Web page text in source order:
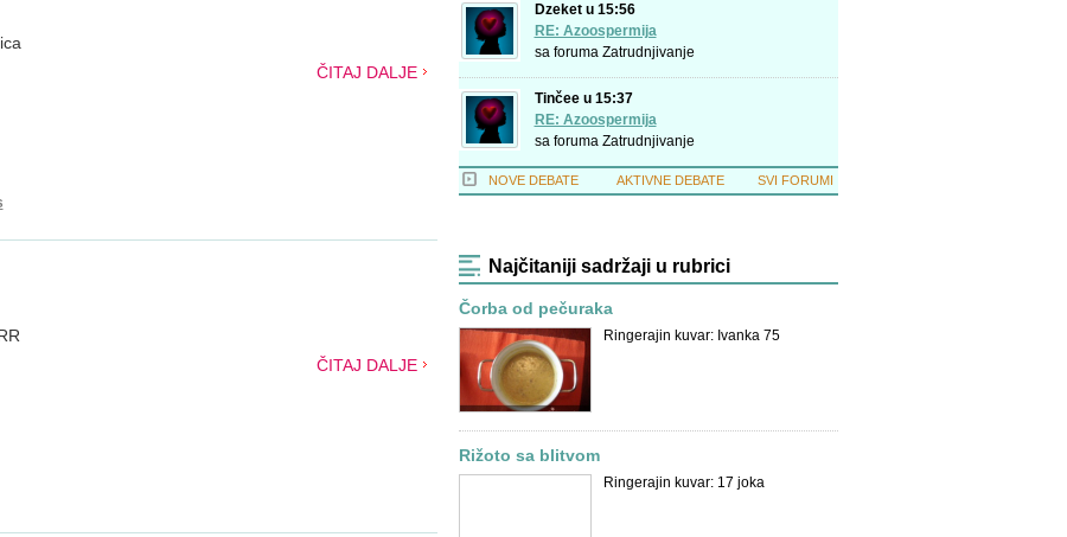
ČITAJ DALJE
ČITAJ DALJE
Dzeket u 15:56
RE: Azoospermija
sa foruma Zatrudnjivanje
Tinčee u 15:37
RE: Azoospermija
sa foruma Zatrudnjivanje
NOVE DEBATE AKTIVNE DEBATE SVI FORUMI
Najčitaniji sadržaji u rubrici
Čorba od pečuraka
Ringerajin kuvar: Ivanka 75
Rižoto sa blitvom
Ringerajin kuvar: 17 joka